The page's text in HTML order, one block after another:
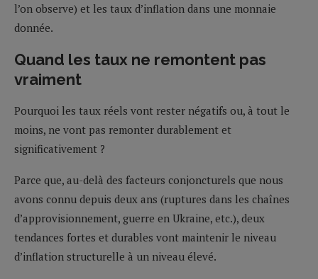
l’on observe) et les taux d’inflation dans une monnaie
donnée.
Quand les taux ne remontent pas
vraiment
Pourquoi les taux réels vont rester négatifs ou, à tout le
moins, ne vont pas remonter durablement et
significativement ?
Parce que, au-delà des facteurs conjoncturels que nous
avons connu depuis deux ans (ruptures dans les chaînes
d’approvisionnement, guerre en Ukraine, etc.), deux
tendances fortes et durables vont maintenir le niveau
d’inflation structurelle à un niveau élevé.